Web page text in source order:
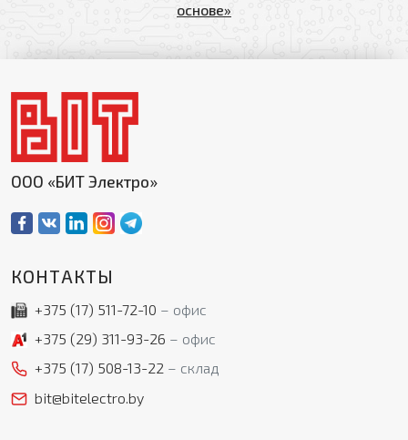
основе»
ООО «БИТ Электро»
КОНТАКТЫ
+375 (17) 511-72-10
офис
+375 (29) 311-93-26
офис
+375 (17) 508-13-22
склад
bit@bitelectro.by